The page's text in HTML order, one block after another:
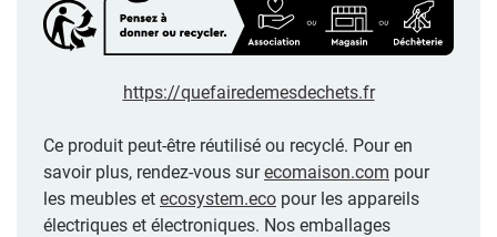
https://quefairedemesdechets.fr
Ce produit peut-être réutilisé ou recyclé. Pour en
savoir plus, rendez-vous surecomaison.com pour
les meubles et ecosystem.eco pour les appareils
électriques et électroniques. Nos emballages